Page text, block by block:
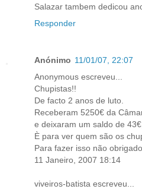
Salazar tambem dedicou
Responder
Anónimo 11/01/07, 22:07
Anonymous escreveu...
Chupistas!!
De facto 2 anos de luto.
Receberam 5250€ da
e deixaram um saldo de
È para ver quem são os
Para fazer isso não
11 Janeiro, 2007 18:14
viveiros-batista escreveu...